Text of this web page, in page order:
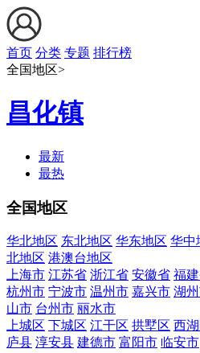
首页 分类 专题 排行榜
全国地区>
昌化镇
最新
最热
全国地区
华北地区 东北地区 华东地区 华中
北地区 港澳台地区
上海市 江苏省 浙江省 安徽省 福
杭州市 宁波市 温州市 嘉兴市 湖
山市 台州市 丽水市
上城区 下城区 江干区 拱墅区 西
庐县 淳安县 建德市 富阳市 临安市